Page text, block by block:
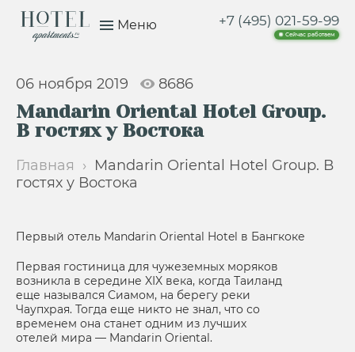
Меню +7 (495) 021-59-99
Сейчас работаем
06 ноября 2019 8686
Mandarin Oriental Hotel Group.
В гостях у Востока
Главная › Mandarin Oriental Hotel Group. В
гостях у Востока
Первый отель Mandarin Oriental Hotel в Бангкоке
Первая гостиница для чужеземных моряков
возникла в середине XIX века, когда Таиланд
еще назывался Сиамом, на берегу реки
Чаупхрая. Тогда еще никто не знал, что со
временем она станет одним из лучших
отелей мира — Mandarin Oriental.